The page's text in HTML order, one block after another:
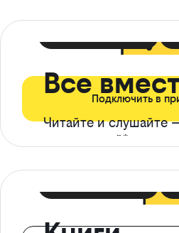
Все
Читайте и слушайте
ограничений*
Подключить в